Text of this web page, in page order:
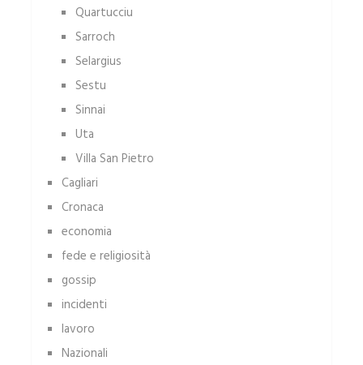
Quartucciu
Sarroch
Selargius
Sestu
Sinnai
Uta
Villa San Pietro
Cagliari
Cronaca
economia
fede e religiosità
gossip
incidenti
lavoro
Nazionali